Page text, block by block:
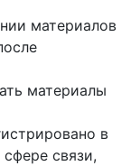
материалов
материалы
в
связи,